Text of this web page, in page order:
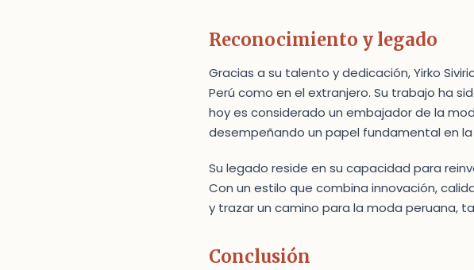
Reconocimiento y legado
Gracias a su talento y dedicación, Yirko
Perú como en el extranjero. Su trabajo ha
hoy es considerado un embajador de la
desempeñando un papel fundamental en
Su legado reside en su capacidad para
Con un estilo que combina innovación,
y trazar un camino para la moda peruana,
Conclusión